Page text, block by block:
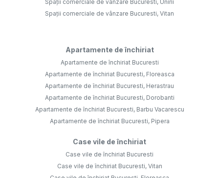
Spații comerciale de vânzare Bucuresti, Unirii
Spații comerciale de vânzare Bucuresti, Vitan
Apartamente de închiriat
Apartamente de închiriat Bucuresti
Apartamente de închiriat Bucuresti, Floreasca
Apartamente de închiriat Bucuresti, Herastrau
Apartamente de închiriat Bucuresti, Dorobanti
Apartamente de închiriat Bucuresti, Barbu Vacarescu
Apartamente de închiriat Bucuresti, Pipera
Case vile de închiriat
Case vile de închiriat Bucuresti
Case vile de închiriat Bucuresti, Vitan